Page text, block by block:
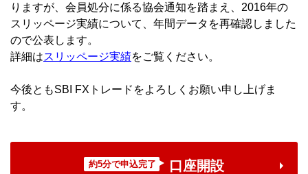
りますが、会員処分に係る協会通知を踏まえ、2016年の
スリッページ実績について、年間データを再確認しました
ので公表します。
詳細はスリッページ実績をご覧ください。
今後ともSBI FXトレードをよろしくお願い申し上げま
す。
約5分で申込完了 口座開設